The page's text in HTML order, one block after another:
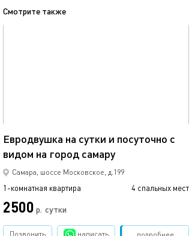
Смотрите также
Евродвушка на сутки и посуточно с
видом на город самару
Самара, шоссе Московское, д.199
1-комнатная квартира 4 спальных мест
2500 р. сутки
Позвонить написать Забронировать